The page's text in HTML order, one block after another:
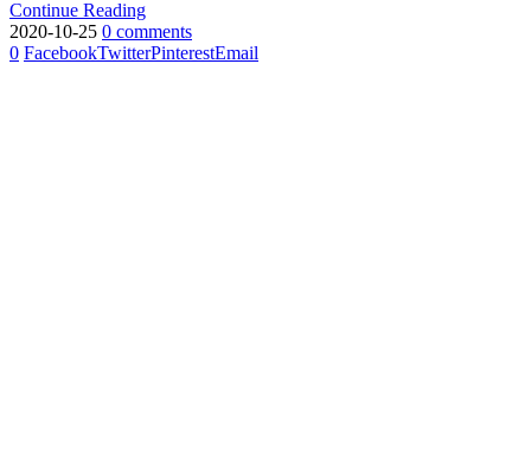
Continue Reading
2020-10-25 0 comments
0 FacebookTwitterPinterestEmail